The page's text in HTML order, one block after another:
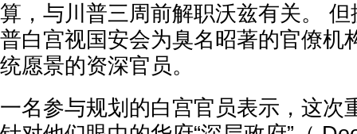
算，与川普三周前解职沃兹有关。
普白宫视国安会为臭名昭著的官僚机
统愿景的资深官员。
一名参与规划的白宫官员表示，这次